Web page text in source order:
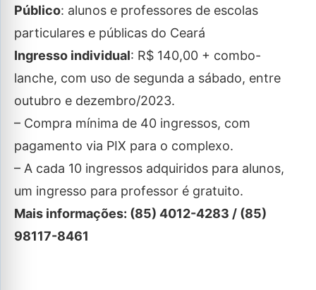
Público: alunos e professores de escolas
particulares e públicas do Ceará
Ingresso individual: R$ 140,00 + combo-
lanche, com uso de segunda a sábado, entre
outubro e dezembro/2023.
– Compra mínima de 40 ingressos, com
pagamento via PIX para o complexo.
– A cada 10 ingressos adquiridos para alunos,
um ingresso para professor é gratuito.
Mais informações: (85) 4012-4283 / (85)
98117-8461